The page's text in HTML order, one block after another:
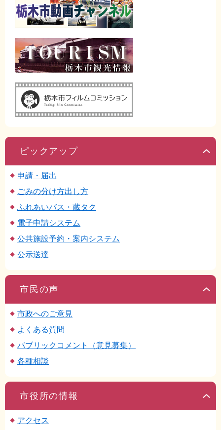
ピックアップ
申請・届出
ごみの分け方出し方
ふれあいバス・蔵タク
電子申請システム
公共施設予約・案内システム
公示送達
市民の声
市政へのご意見
よくある質問
パブリックコメント（意見募集）
各種相談
市役所の情報
アクセス